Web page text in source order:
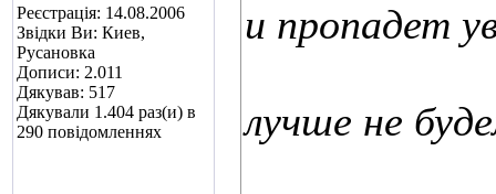
Реєстрація: 14.08.2006
Звідки Ви: Киев,
Русановка
Дописи: 2.011
Дякував: 517
Дякували 1.404 раз(и) в
290 повідомленнях
и пропадет
лучше не